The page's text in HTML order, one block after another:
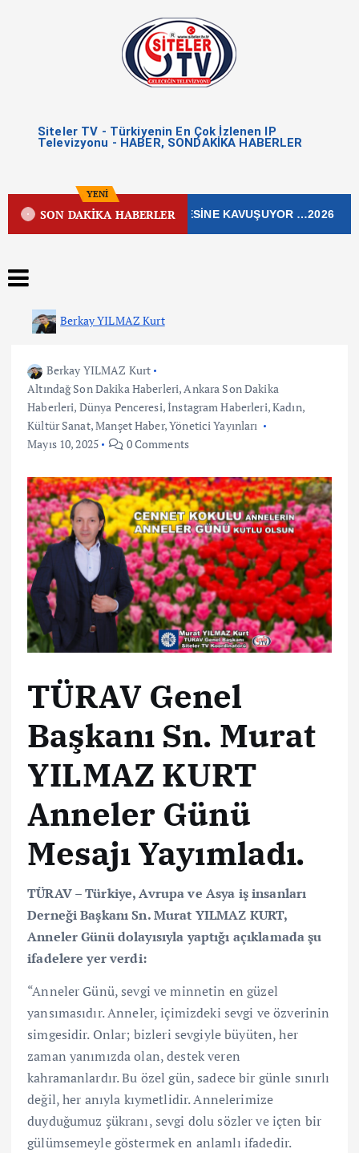
Siteler TV - Türkiyenin En Çok İzlenen IP
Televizyonu - HABER, SONDAKİKA HABERLER
YENİ
SON DAKİKA HABERLER
İŞLEK CADDESİ YENİ ÇEHRESİNE KAVUŞUYOR …2026
Berkay YILMAZ Kurt
Berkay YILMAZ Kurt
Altındağ Son Dakika Haberleri,Ankara Son Dakika
Haberleri, Dünya Penceresi,İnstagram Haberleri,Kadın,
Kültür Sanat,Manşet Haber,Yönetici Yayınları
Mayıs 10, 2025
0 Comments
TÜRAV Genel
Başkanı Sn. Murat
YILMAZ KURT
Anneler Günü
Mesajı Yayımladı.
TÜRAV – Türkiye, Avrupa ve Asya iş insanları
Derneği Başkanı Sn. Murat YILMAZ KURT,
Anneler Günü dolayısıyla yaptığı açıklamada şu
ifadelere yer verdi:
“Anneler Günü, sevgi ve minnetin en güzel
yansımasıdır. Anneler, içimizdeki sevgi ve özverinin
simgesidir. Onlar; bizleri sevgiyle büyüten, her
zaman yanımızda olan, destek veren
kahramanlardır. Bu özel gün, sadece bir günle sınırlı
değil, her anıyla kıymetlidir. Annelerimize
duyduğumuz şükranı, sevgi dolu sözler ve içten bir
gülümsemeyle göstermek en anlamlı ifadedir.